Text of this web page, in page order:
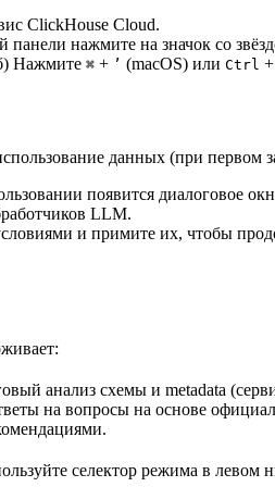
ClickHouse Cloud.
панели нажмите на значок со
Нажмите ⌘ + ’ (macOS) или Ctrl
данных (при первом
появится диалоговое
LLM.
и примите их, чтобы
анализ схемы и metadata
на вопросы на основе
селектор режима в